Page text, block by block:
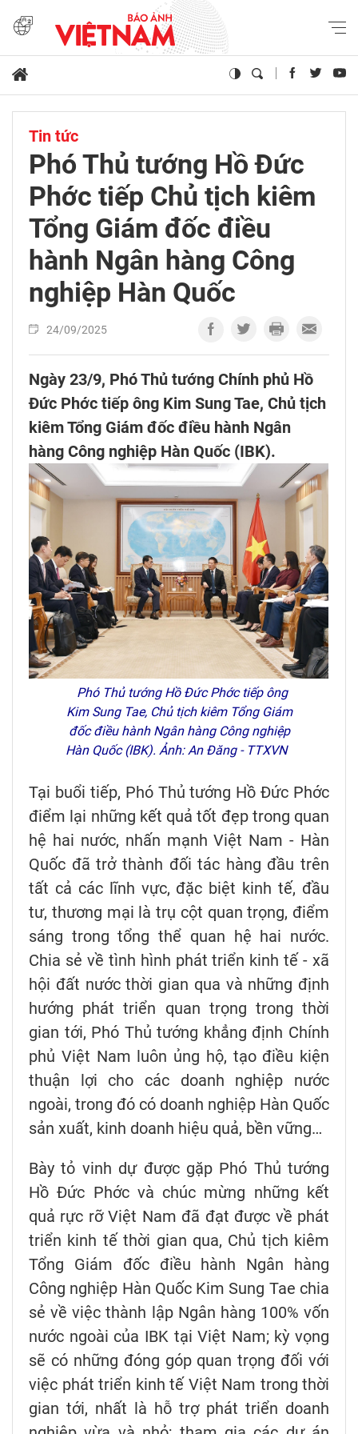
Tin tức
Phó Thủ tướng Hồ Đức
Phớc tiếp Chủ tịch kiêm
Tổng Giám đốc điều
hành Ngân hàng Công
nghiệp Hàn Quốc
24/09/2025
Ngày 23/9, Phó Thủ tướng Chính phủ Hồ
Đức Phớc tiếp ông Kim Sung Tae, Chủ tịch
kiêm Tổng Giám đốc điều hành Ngân
hàng Công nghiệp Hàn Quốc (IBK).
Phó Thủ tướng Hồ Đức Phớc tiếp ông
Kim Sung Tae, Chủ tịch kiêm Tổng Giám
đốc điều hành Ngân hàng Công nghiệp
Hàn Quốc (IBK). Ảnh: An Đăng - TTXVN
Tại buổi tiếp, Phó Thủ tướng Hồ Đức Phớc
điểm lại những kết quả tốt đẹp trong quan
hệ hai nước, nhấn mạnh Việt Nam - Hàn
Quốc đã trở thành đối tác hàng đầu trên
tất cả các lĩnh vực, đặc biệt kinh tế, đầu
tư, thương mại là trụ cột quan trọng, điểm
sáng trong tổng thể quan hệ hai nước.
Chia sẻ về tình hình phát triển kinh tế - xã
hội đất nước thời gian qua và những định
hướng phát triển quan trọng trong thời
gian tới, Phó Thủ tướng khẳng định Chính
phủ Việt Nam luôn ủng hộ, tạo điều kiện
thuận lợi cho các doanh nghiệp nước
ngoài, trong đó có doanh nghiệp Hàn Quốc
sản xuất, kinh doanh hiệu quả, bền vững…
Bày tỏ vinh dự được gặp Phó Thủ tướng
Hồ Đức Phớc và chúc mừng những kết
quả rực rỡ Việt Nam đã đạt được về phát
triển kinh tế thời gian qua, Chủ tịch kiêm
Tổng Giám đốc điều hành Ngân hàng
Công nghiệp Hàn Quốc Kim Sung Tae chia
sẻ về việc thành lập Ngân hàng 100% vốn
nước ngoài của IBK tại Việt Nam; kỳ vọng
sẽ có những đóng góp quan trọng đối với
việc phát triển kinh tế Việt Nam trong thời
gian tới, nhất là hỗ trợ phát triển doanh